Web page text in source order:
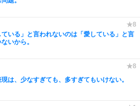
ている」と言われないのは「愛している」と言
いから。
は、少なすぎても、多すぎてもいけない。